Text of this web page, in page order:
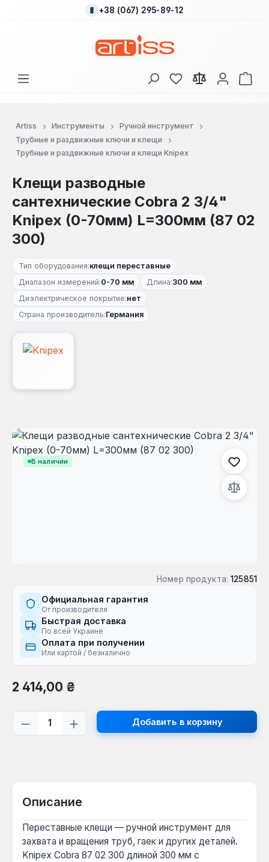
Перейти к основному содержанию
+38 (067) 295-89-12
У вас есть товары
В
Artiss Инструменты
Ручной инструмент
Трубные и раздвижные ключи и клещи
Трубные и раздвижные ключи и клещи Knipex
Клещи разводные
сантехнические Cobra 2 3/4"
Knipex (0-70мм) L=300мм (87 02
300)
Тип оборудования:клещи переставные
Диапазон измерений:0-70 мм Длина:300 мм
Диэлектрическое покрытие:нет
Страна производитель:Германия
В наличии
Пропустить галерею изображений
Номер продукта: 125851
Официальная гарантия
От производителя
Быстрая доставка
По всей Украине
Оплата при получении
Или картой / безналично
Обычная цена:
2 414,00 ₴
Количество продукта: введите
Добавить в корзину
Описание
Переставные клещи — ручной инструмент для
захвата и вращения труб, гаек и других деталей.
Knipex Cobra 87 02 300 длиной 300 мм с